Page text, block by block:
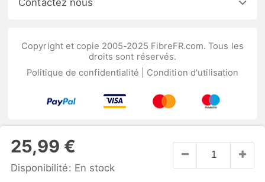
25,99 €
Disponibilité: En stock
Contactez nous
Copyright et copie 2005-2025 FibreFR.com. Tous les
droits sont réservés.
Politique de confidentialité
Condition d'utilisation